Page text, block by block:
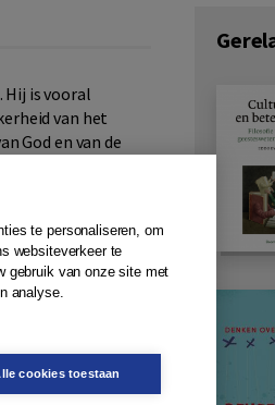
Hij is vooral
van het
God en van de
zijn bredere
en
te personaliseren, om
websiteverkeer te
gebruik van onze site met
analyse.
cookies toestaan